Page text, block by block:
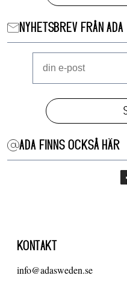
NYHETSBREV FRÅN ADA
ADA FINNS OCKSÅ HÄR
KONTAKT
info@adasweden.se